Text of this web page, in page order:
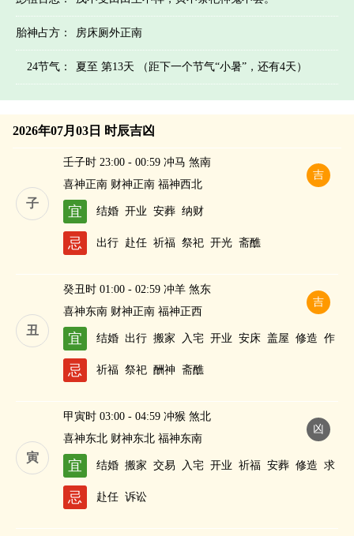
胎神占方： 房床厕外正南
24节气： 夏至 第13天 （距下一个节气“小暑”，还有4天）
2026年07月03日 时辰吉凶
子
吉
壬子时 23:00 - 00:59 冲马 煞南
喜神正南 财神正南 福神西北
宜 结婚 开业 安葬 纳财
忌 出行 赴任 祈福 祭祀 开光 斋醮
丑
吉
癸丑时 01:00 - 02:59 冲羊 煞东
喜神东南 财神正南 福神正西
宜 结婚 出行 搬家 入宅 开业 安床 盖屋 修造 作
灶
忌 祈福 祭祀 酬神 斋醮
寅
凶
甲寅时 03:00 - 04:59 冲猴 煞北
喜神东北 财神东北 福神东南
宜 结婚 搬家 交易 入宅 开业 祈福 安葬 修造 求
嗣
忌 赴任 诉讼